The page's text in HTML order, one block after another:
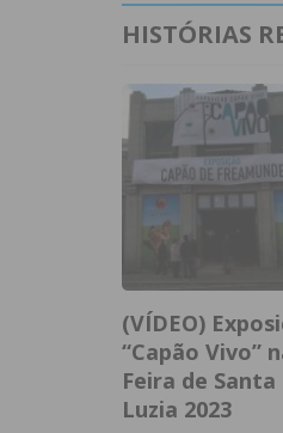
HISTÓRIAS
(VÍDEO)
“Capão Vivo”
Feira de Santa
Luzia 2023